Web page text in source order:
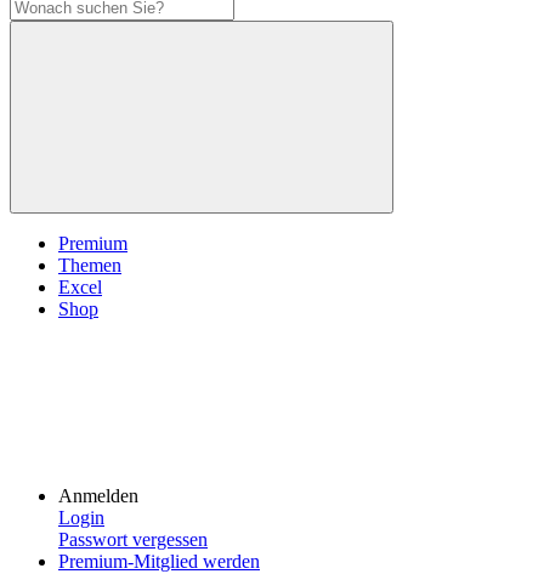
Premium
Themen
Excel
Shop
Anmelden
Login
Passwort vergessen
Premium-Mitglied werden